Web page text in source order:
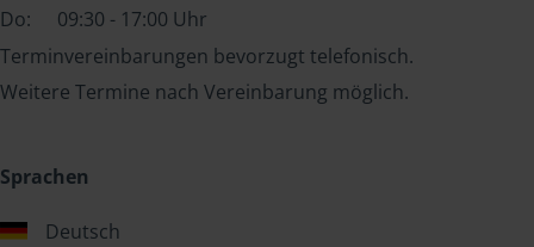
Do:
09:30 - 17:00 Uhr
Terminvereinbarungen bevorzugt telefonisch.
Weitere Termine nach Vereinbarung möglich.
Sprachen
Deutsch